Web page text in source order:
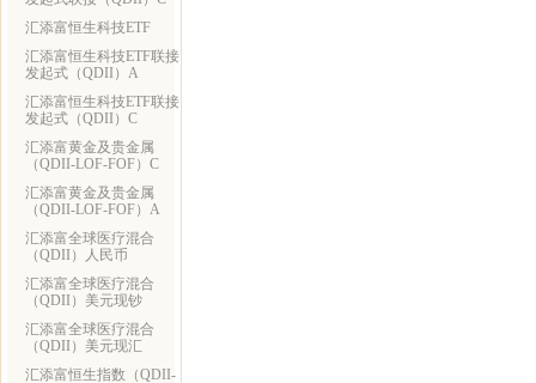
汇添富恒生科技ETF
汇添富恒生科技ETF联接
发起式（QDII）A
汇添富恒生科技ETF联接
发起式（QDII）C
汇添富黄金及贵金属
（QDII-LOF-FOF）C
汇添富黄金及贵金属
（QDII-LOF-FOF）A
汇添富全球医疗混合
（QDII）人民币
汇添富全球医疗混合
（QDII）美元现钞
汇添富全球医疗混合
（QDII）美元现汇
汇添富恒生指数（QDII-